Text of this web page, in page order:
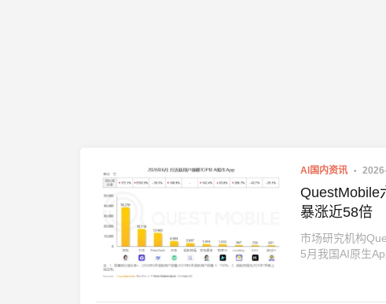
AI国内资讯
QuestMobile
暴涨近58倍
市场研究机构
5月我国AI原生